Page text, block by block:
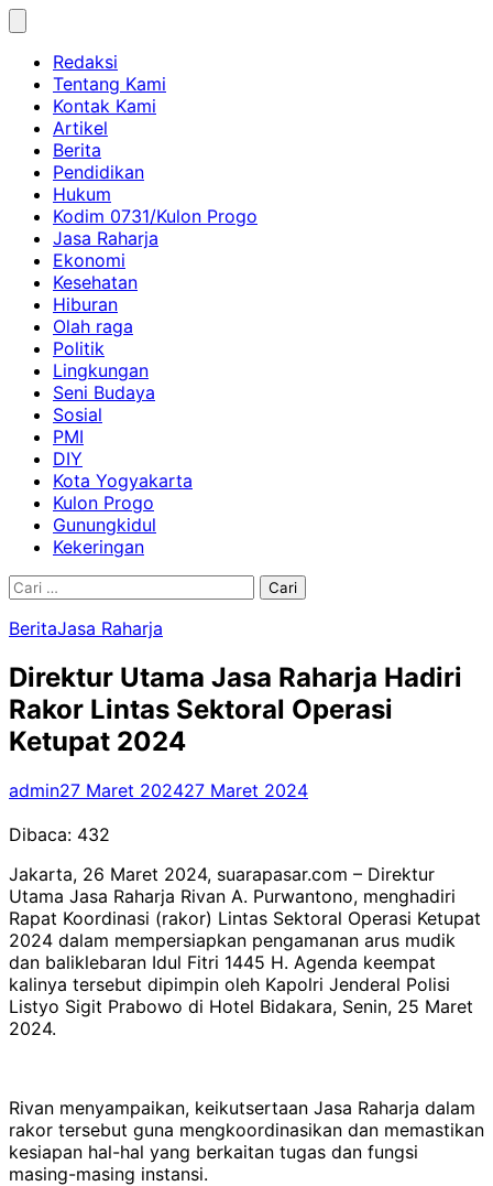
Skip
contentRedaksi
Tentang Kami
Kontak Kami
Artikel
Berita
Pendidikan
Hukum
Kodim 0731/Kulon Progo
Jasa Raharja
Ekonomi
Kesehatan
Hiburan
Olah raga
Politik
Lingkungan
Seni Budaya
Sosial
PMI
DIY
Kota Yogyakarta
Kulon Progo
Gunungkidul
Kekeringan
Cari
BeritaJasa Raharja
Direktur Utama Jasa Raharja Hadiri
Rakor Lintas Sektoral Operasi
Ketupat 2024
admin27 Maret 202427 Maret 2024
Dibaca: 432
Jakarta, 26 Maret 2024, suarapasar.com – Direktur
Utama Jasa Raharja Rivan A. Purwantono, menghadiri
Rapat Koordinasi (rakor) Lintas Sektoral Operasi Ketupat
2024 dalam mempersiapkan pengamanan arus mudik
dan baliklebaran Idul Fitri 1445 H. Agenda keempat
kalinya tersebut dipimpin oleh Kapolri Jenderal Polisi
Listyo Sigit Prabowo di Hotel Bidakara, Senin, 25 Maret
2024.
Rivan menyampaikan, keikutsertaan Jasa Raharja dalam
rakor tersebut guna mengkoordinasikan dan memastikan
kesiapan hal-hal yang berkaitan tugas dan fungsi
masing-masing instansi.